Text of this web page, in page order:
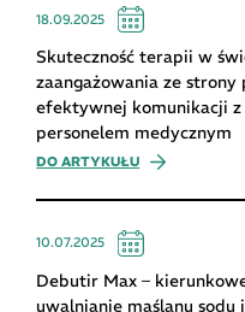
18.09.2025
Skuteczność terapii w
zaangażowania ze strony
efektywnej komunikacji z
personelem medycznym
DO ARTYKUŁU
10.07.2025
Debutir Max –
uwalnianie maślanu sodu